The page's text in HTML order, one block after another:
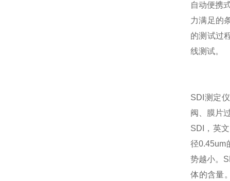
自动便携
力满足的
的测试过
线测试。
SDI测定
阀、膜片
SDI，英
径0.45um
势越小。
体的含量